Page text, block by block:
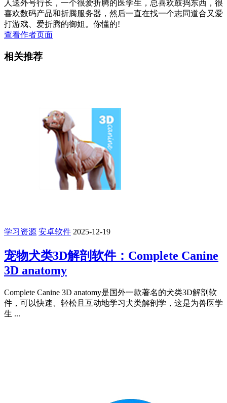
人送外号行长，一个很爱折腾的医学生，总喜欢鼓捣东西，很
喜欢数码产品和折腾服务器，然后一直在找一个志同道合又爱
打游戏、爱折腾的御姐。你懂的!
查看作者页面
相关推荐
学习资源 安卓软件 2025-12-19
宠物犬类3D解剖软件：Complete Canine
3D anatomy
Complete Canine 3D anatomy是国外一款著名的犬类3D解剖软
件，可以快速、轻松且互动地学习犬类解剖学，这是为兽医学
生 ...